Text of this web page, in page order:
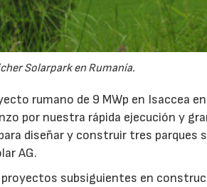
Solarpark en Rumanía.
rumano de 9 MWp en Isaccea
por nuestra rápida ejecución y
diseñar y construir tres parques
AG.
subsiguientes en
23/07/2026